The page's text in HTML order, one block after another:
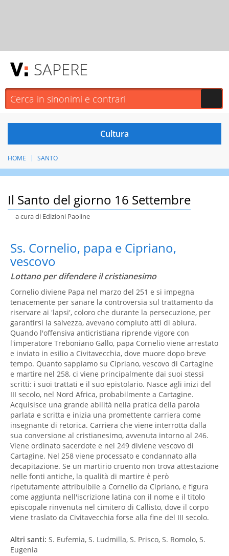
SAPERE
HOME SANTO
Il Santo del giorno 16 Settembre
a cura di Edizioni Paoline
Ss. Cornelio, papa e Cipriano,
vescovo
Lottano per difendere il cristianesimo
Cornelio diviene Papa nel marzo del 251 e si impegna
tenacemente per sanare la controversia sul trattamento da
riservare ai 'lapsi', coloro che durante la persecuzione, per
garantirsi la salvezza, avevano compiuto atti di abiura.
Quando l'offensiva anticristiana riprende vigore con
l'imperatore Treboniano Gallo, papa Cornelio viene arrestato
e inviato in esilio a Civitavecchia, dove muore dopo breve
tempo. Quanto sappiamo su Cipriano, vescovo di Cartagine
e martire nel 258, ci viene principalmente dai suoi stessi
scritti: i suoi trattati e il suo epistolario. Nasce agli inizi del
III secolo, nel Nord Africa, probabilmente a Cartagine.
Acquisisce una grande abilità nella pratica della parola
parlata e scritta e inizia una promettente carriera come
insegnante di retorica. Carriera che viene interrotta dalla
sua conversione al cristianesimo, avvenuta intorno al 246.
Viene ordinato sacerdote e nel 249 diviene vescovo di
Cartagine. Nel 258 viene processato e condannato alla
decapitazione. Se un martirio cruento non trova attestazione
nelle fonti antiche, la qualità di martire è però
ripetutamente attribuibile a Cornelio da Cipriano, e figura
come aggiunta nell'iscrizione latina con il nome e il titolo
episcopale rinvenuta nel cimitero di Callisto, dove il corpo
viene traslato da Civitavecchia forse alla fine del III secolo.
Altri santi: S. Eufemia, S. Ludmilla, S. Prisco, S. Romolo, S.
Eugenia